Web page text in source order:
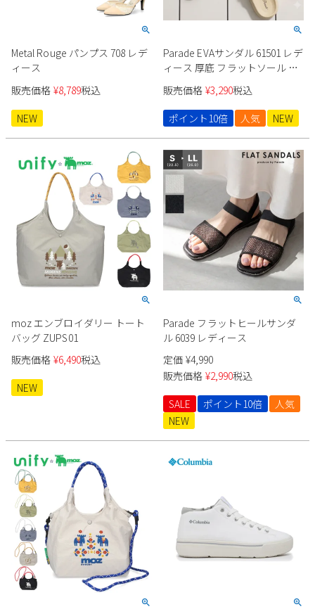
Metal Rouge パンプス 708 レデ
ィース
販売価格 ¥8,789税込
NEW
Parade EVAサンダル 61501 レデ
ィース 厚底 フラットソール フ
ットベッド
販売価格 ¥3,290税込
ポイント10倍
人気 NEW
moz エンブロイダリー トート
バッグ ZUPS01
販売価格 ¥6,490税込
NEW
Parade フラットヒールサンダ
ル 6039 レディース
定価 ¥4,990
販売価格 ¥2,990税込
SALE
ポイント10倍
人気
NEW